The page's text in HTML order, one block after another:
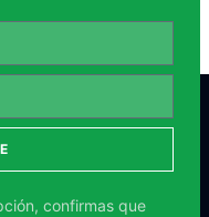
confirmas que